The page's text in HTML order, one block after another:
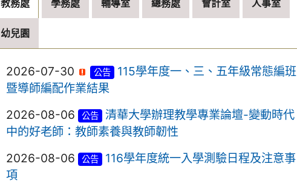
教務處 學務處 輔導室 總務處 會計室 人事室
幼兒園
2026-07-30 公告
115學年度一、三、五年級常態編班
暨導師編配作業結果
2026-08-06 公告
清華大學辦理教學專業論壇-變動時代
中的好老師：教師素養與教師韌性
2026-08-06 公告
116學年度統一入學測驗日程及注意事
項